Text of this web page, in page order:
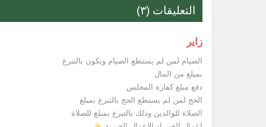
التعليقات (٣)
زاير
الصيام لمن لم يستطع الصيام ويكون بالتبرع
بمبلغ من المال
دفع مبلغ كفارة المجلس
الحج لمن لم يستطع الحج بالتبرع بمبلغ
الصلاة للوالدين وذلك بالتبرع بمبلع للصلاة